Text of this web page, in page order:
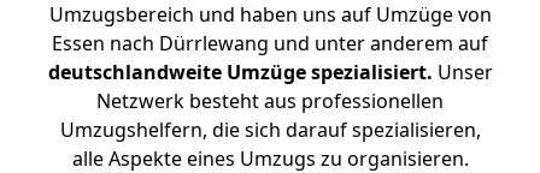
Umzugsbereich und haben uns auf Umzüge von
Essen nach Dürrlewang und unter anderem auf
deutschlandweite Umzüge spezialisiert. Unser
Netzwerk besteht aus professionellen
Umzugshelfern, die sich darauf spezialisieren,
alle Aspekte eines Umzugs zu organisieren.